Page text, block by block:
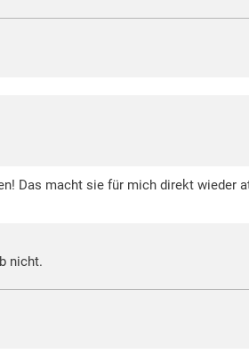
Das macht sie für mich direkt wieder
nicht.